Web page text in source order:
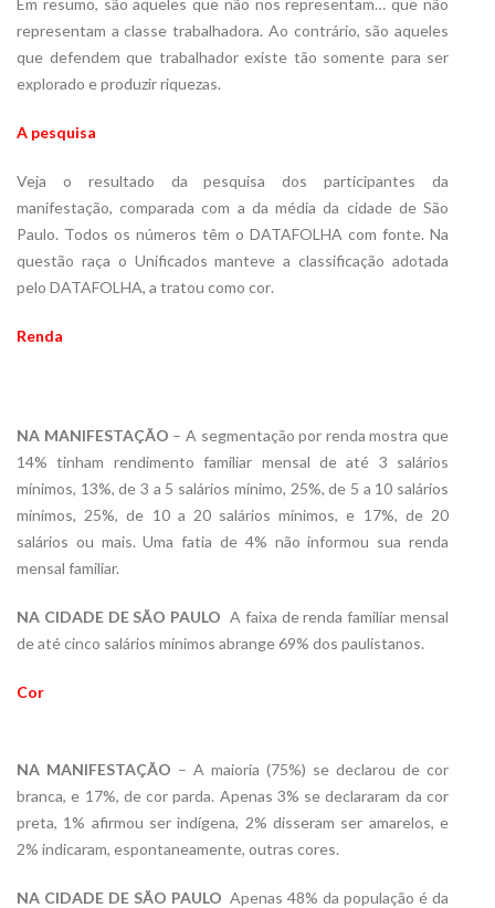
representam a classe trabalhadora. Ao contrário, são aqueles
que defendem que trabalhador existe tão somente para ser
explorado e produzir riquezas.
A pesquisa
Veja o resultado da pesquisa dos participantes da
manifestação, comparada com a da média da cidade de São
Paulo. Todos os números têm o DATAFOLHA com fonte. Na
questão raça o Unificados manteve a classificação adotada
pelo DATAFOLHA, a tratou como cor.
Renda
NA MANIFESTAÇÃO – A segmentação por renda mostra que
14% tinham rendimento familiar mensal de até 3 salários
mínimos, 13%, de 3 a 5 salários mínimo, 25%, de 5 a 10 salários
mínimos, 25%, de 10 a 20 salários mínimos, e 17%, de 20
salários ou mais. Uma fatia de 4% não informou sua renda
mensal familiar.
NA CIDADE DE SÃO PAULO  A faixa de renda familiar mensal
de até cinco salários mínimos abrange 69% dos paulistanos.
Cor
NA MANIFESTAÇÃO – A maioria (75%) se declarou de cor
branca, e 17%, de cor parda. Apenas 3% se declararam da cor
preta, 1% afirmou ser indígena, 2% disseram ser amarelos, e
2% indicaram, espontaneamente, outras cores.
NA CIDADE DE SÃO PAULO  Apenas 48% da população é da